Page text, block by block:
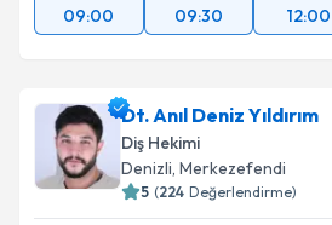
09:00 09:30 12:00
Dt. Anıl Deniz Yıldırım
Diş Hekimi
Denizli, Merkezefendi
5 (224 Değerlendirme)